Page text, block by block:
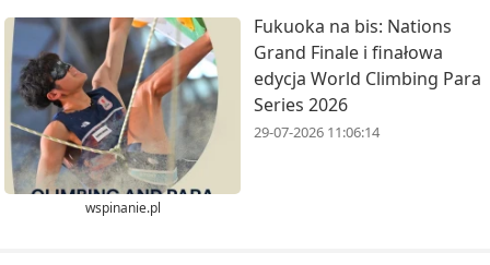
wspinanie.pl
Fukuoka na bis: Nations
Grand Finale i finałowa
edycja World Climbing Para
Series 2026
29-07-2026 11:06:14